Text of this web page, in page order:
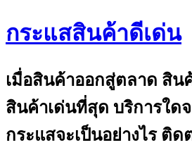
กระแสสินค้าดีเด่น
เมื่อสินค้าออกสู่ตลาด สิน
สินค้าเด่นที่สุด บริการใด
กระแสจะเป็นอย่างไร ติ